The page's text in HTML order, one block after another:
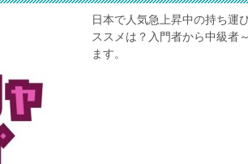
日本で人気急上昇中の持ち運
ススメは？入門者から中級者
ます。